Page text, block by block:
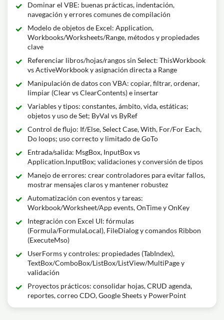
Dominar el VBE: buenas prácticas, indentación,
navegación y errores comunes de compilación
Modelo de objetos de Excel: Application,
Workbooks/Worksheets/Range, métodos y propiedades
clave
Referenciar libros/hojas/rangos sin Select: ThisWorkbook
vs ActiveWorkbook y asignación directa a Range
Manipulación de datos con VBA: copiar, filtrar, ordenar,
limpiar (Clear vs ClearContents) e insertar
Variables y tipos: constantes, ámbito, vida, estáticas;
objetos y uso de Set; ByVal vs ByRef
Control de flujo: If/Else, Select Case, With, For/For Each,
Do loops; uso correcto y limitado de GoTo
Entrada/salida: MsgBox, InputBox vs
Application.InputBox; validaciones y conversión de tipos
Manejo de errores: crear controladores para evitar fallos,
mostrar mensajes claros y mantener robustez
Automatización con eventos y tareas:
Workbook/Worksheet/App events, OnTime y OnKey
Integración con Excel UI: fórmulas
(Formula/FormulaLocal), FileDialog y comandos Ribbon
(ExecuteMso)
UserForms y controles: propiedades (TabIndex),
TextBox/ComboBox/ListBox/ListView/MultiPage y
validación
Proyectos prácticos: consolidar hojas, CRUD agenda,
reportes, correo CDO, Google Sheets y PowerPoint